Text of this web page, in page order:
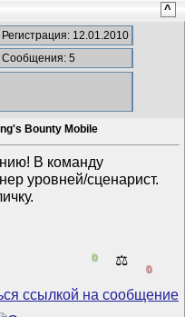
^
Регистрация: 12.01.2010
Сообщения: 5
Bounty Mobile
В команду
уровней/сценарист.
0 ⚖️
0